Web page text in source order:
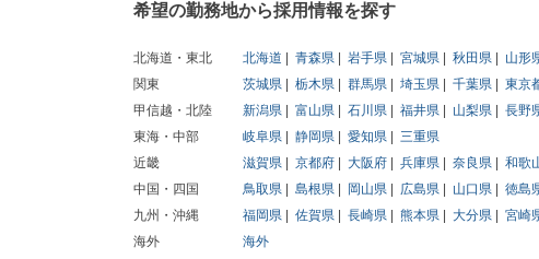
希望の勤務地から採用情報を探す
北海道・東北 北海道 青森県 岩手県 宮城県 秋田県 山形
関東
茨城県 栃木県 群馬県 埼玉県 千葉県 東京
甲信越・北陸
新潟県 富山県 石川県 福井県 山梨県
長野
東海・中部
岐阜県 静岡県 愛知県
三重県
近畿
滋賀県 京都府 大阪府 兵庫県 奈良県
和歌
中国・四国
鳥取県 島根県 岡山県 広島県 山口県 徳島
九州・沖縄
福岡県 佐賀県 長崎県 熊本県 大分県 宮崎
海外
海外